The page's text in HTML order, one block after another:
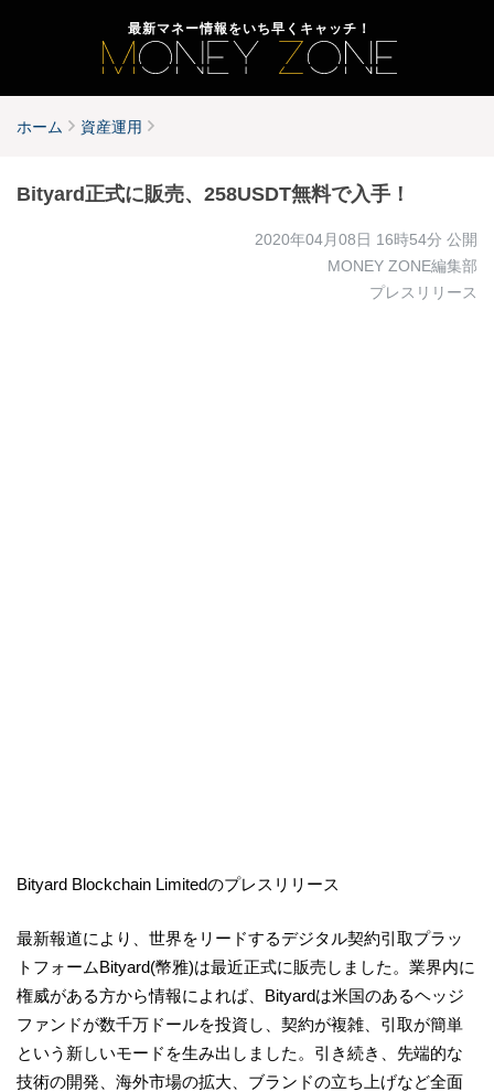
最新マネー情報をいち早くキャッチ！
ホーム 資産運用
Bityard正式に販売、258USDT無料で入手！
2020年04月08日 16時54分 公開
MONEY ZONE編集部
プレスリリース
Bityard Blockchain Limitedのプレスリリース
最新報道により、世界をリードするデジタル契約引取プラッ
トフォームBityard(幣雅)は最近正式に販売しました。業界内に
権威がある方から情報によれば、Bityardは米国のあるヘッジ
ファンドが数千万ドールを投資し、契約が複雑、引取が簡単
という新しいモードを生み出しました。引き続き、先端的な
技術の開発、海外市場の拡大、ブランドの立ち上げなど全面